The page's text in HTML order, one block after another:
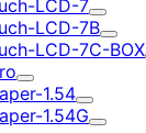
LCD-7
LCD-7B
LCD-7C-BOX
1.54
1.54G